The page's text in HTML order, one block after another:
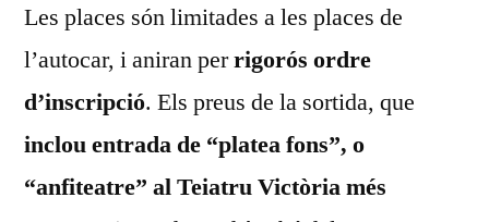
Les places són limitades a les places de
l’autocar, i aniran perrigorós ordre
d’inscripció. Els preus de la sortida, que
inclou entrada de “platea fons”, o
“anfiteatre” al Teiatru Victòria més